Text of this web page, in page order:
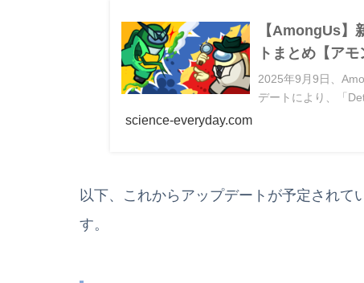
【AmongUs】
トまとめ【アモ
2025年9月9日、
デートにより、「
science-everyday.com
以下、これからアップデートが予定されて
す。